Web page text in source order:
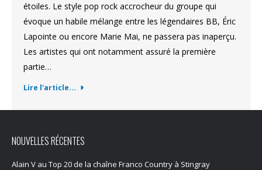
étoiles. Le style pop rock accrocheur du groupe qui
évoque un habile mélange entre les légendaires BB, Éric
Lapointe ou encore Marie Mai, ne passera pas inaperçu.
Les artistes qui ont notamment assuré la première
partie…
Lire l'article...
NOUVELLES RÉCENTES
Alain V au Top 20 de la chaîne Franco Country à Stingray